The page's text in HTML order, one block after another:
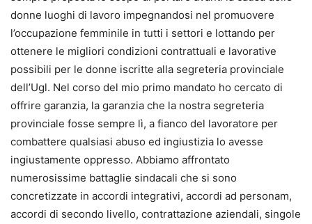
donne luoghi di lavoro impegnandosi nel promuovere
l’occupazione femminile in tutti i settori e lottando per
ottenere le migliori condizioni contrattuali e lavorative
possibili per le donne iscritte alla segreteria provinciale
dell’Ugl. Nel corso del mio primo mandato ho cercato di
offrire garanzia, la garanzia che la nostra segreteria
provinciale fosse sempre lì, a fianco del lavoratore per
combattere qualsiasi abuso ed ingiustizia lo avesse
ingiustamente oppresso. Abbiamo affrontato
numerosissime battaglie sindacali che si sono
concretizzate in accordi integrativi, accordi ad personam,
accordi di secondo livello, contrattazione aziendali, singole